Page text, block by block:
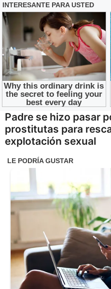
Padre se hizo pasar
prostitutas para
explotación sexual